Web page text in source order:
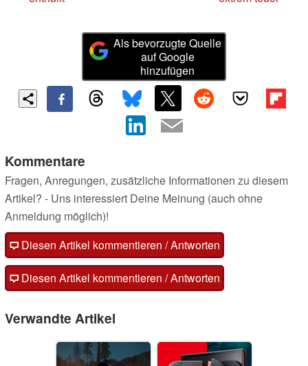
Als bevorzugte Quelle
auf Google
hinzufügen
Kommentare
Fragen, Anregungen, zusätzliche Informationen zu diesem
Artikel? - Uns interessiert Deine Meinung (auch ohne
Anmeldung möglich)!
Diesen Artikel kommentieren / Antworten
Diesen Artikel kommentieren / Antworten
Verwandte Artikel